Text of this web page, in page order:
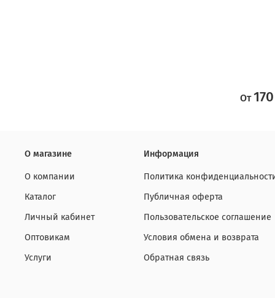
От
О магазине
О компании
Каталог
Личный кабинет
Оптовикам
Услуги
Информация
Политика
Публичная оферта
Пользовательское соглашение
Условия обмена и возврата
Обратная связь